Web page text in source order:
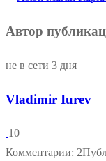
Автор
не в сети 3 дня
Vladimir Iurev
10
Комментарии: 2